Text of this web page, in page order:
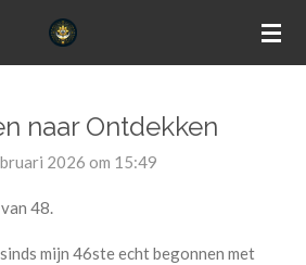
naar Ontdekken
2026 om 15:49
48.
mijn 46ste echt begonnen met